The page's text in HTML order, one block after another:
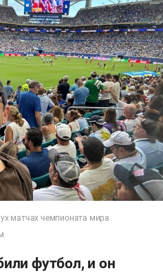
матчах чемпионата мира
футбол, и он